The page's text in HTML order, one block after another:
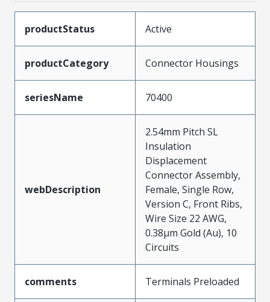
productStatus Active
productCategory Connector Housings
seriesName 70400
webDescription
2.54mm Pitch SL
Insulation
Displacement
Connector Assembly,
Female, Single Row,
Version C, Front Ribs,
Wire Size 22 AWG,
0.38µm Gold (Au), 10
Circuits
comments Terminals Preloaded